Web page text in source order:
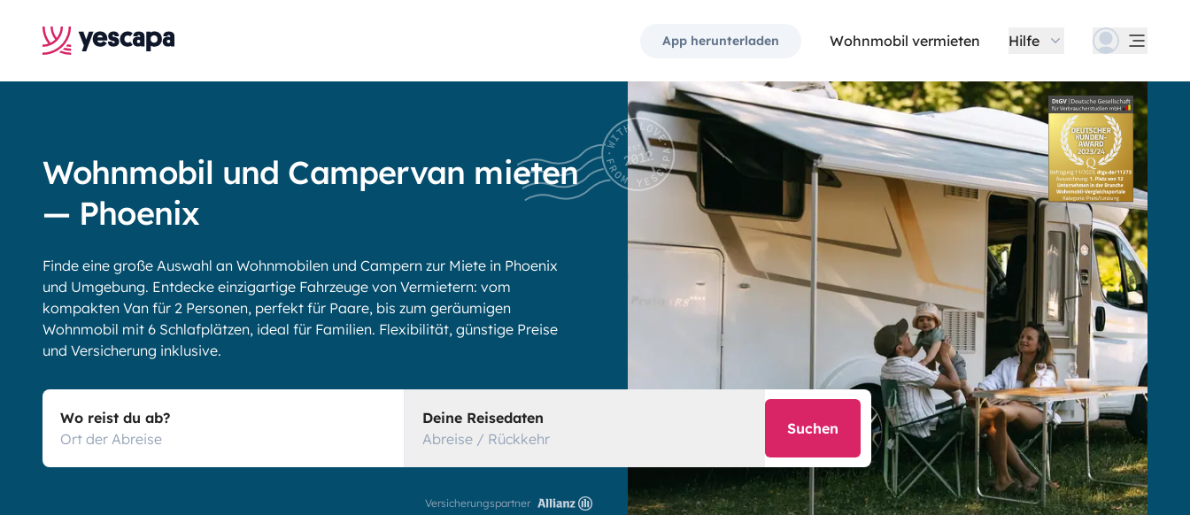
App herunterladen Wohnmobil vermieten Hilfe
Wohnmobil und Campervan mieten
— Phoenix
Finde eine große Auswahl an Wohnmobilen und Campern zur Miete in Phoenix
und Umgebung. Entdecke einzigartige Fahrzeuge von Vermietern: vom
kompakten Van für 2 Personen, perfekt für Paare, bis zum geräumigen
Wohnmobil mit 6 Schlafplätzen, ideal für Familien. Flexibilität, günstige Preise
und Versicherung inklusive.
Wo reist du ab?
Deine Reisedaten
Abreise / Rückkehr
Suchen
Versicherungspartner